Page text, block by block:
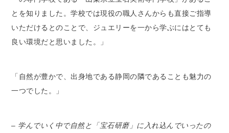
とを知りました。学校では現役の職人さんからも直接ご指導
いただけるとのことで、ジュエリーを一から学ぶにはとても
良い環境だと思いました。」
「自然が豊かで、出身地である静岡の隣であることも魅力の
一つでした。」
– 学んでいく中で自然と「宝石研磨」に入れ込んでいったの